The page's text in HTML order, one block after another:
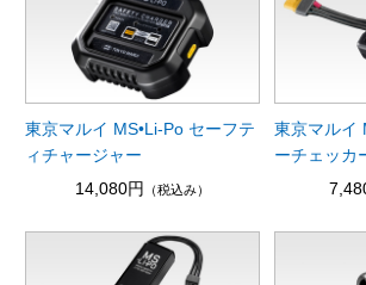
東京マルイ MS•Li-Po セーフテ
ィチャージャー
14,080円
（税込み）
東京マルイ
ーチェッカ